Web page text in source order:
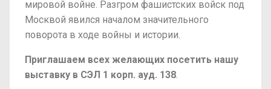
мировой войне. Разгром фашистских войск под
Москвой явился началом значительного
поворота в ходе войны и истории.
Приглашаем всех желающих посетить нашу
выставку в СЭЛ 1 корп. ауд. 138